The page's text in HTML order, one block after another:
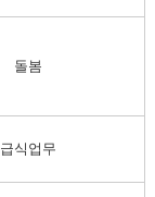
돌봄
급식업무